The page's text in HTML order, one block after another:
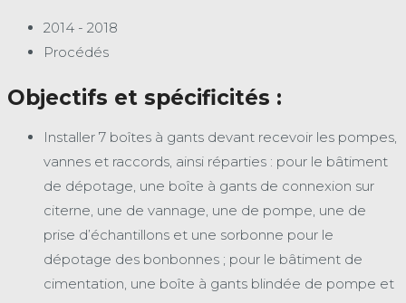
2014 - 2018
Procédés
Objectifs et spécificités :
Installer 7 boîtes à gants devant recevoir les pompes,
vannes et raccords, ainsi réparties : pour le bâtiment
de dépotage, une boîte à gants de connexion sur
citerne, une de vannage, une de pompe, une de
prise d’échantillons et une sorbonne pour le
dépotage des bonbonnes ; pour le bâtiment de
cimentation, une boîte à gants blindée de pompe et